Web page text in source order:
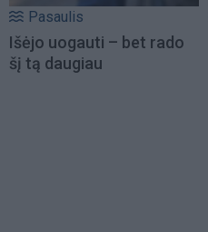
Pasaulis
Išėjo uogauti – bet rado
šį tą daugiau